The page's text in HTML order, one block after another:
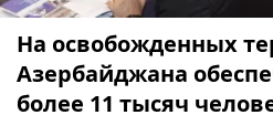
На освобожденных
Азербайджана
более 11 тысяч